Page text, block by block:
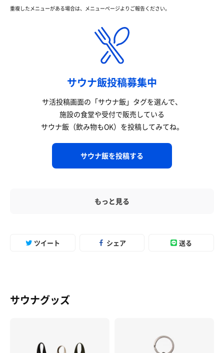
重複したメニューがある場合は、メニューページよりご報告ください。
サウナ飯投稿募集中
サ活投稿画面の「サウナ飯」タグを選んで、
施設の食堂や受付で販売している
サウナ飯（飲み物もOK）を投稿してみてね。
サウナ飯を投稿する
もっと見る
ツイート シェア 送る
サウナグッズ